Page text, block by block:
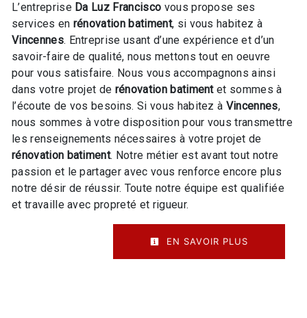
L’entreprise Da Luz Francisco vous propose ses
services en rénovation batiment, si vous habitez à
Vincennes. Entreprise usant d’une expérience et d’un
savoir-faire de qualité, nous mettons tout en oeuvre
pour vous satisfaire. Nous vous accompagnons ainsi
dans votre projet de rénovation batimentet sommes à
l’écoute de vos besoins. Si vous habitez à Vincennes,
nous sommes à votre disposition pour vous transmettre
les renseignements nécessaires à votre projet de
rénovation batiment. Notre métier est avant tout notre
passion et le partager avec vous renforce encore plus
notre désir de réussir. Toute notre équipe est qualifiée
et travaille avec propreté et rigueur.
EN SAVOIR PLUS